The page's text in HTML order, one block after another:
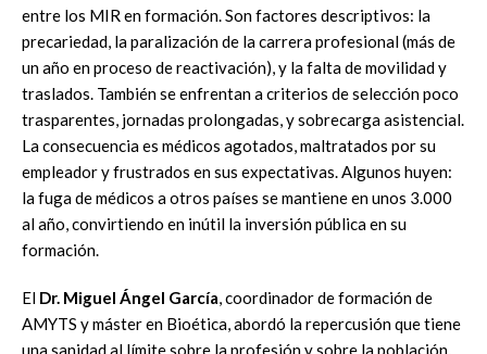
entre los MIR en formación. Son factores descriptivos: la
precariedad, la paralización de la carrera profesional (más de
un año en proceso de reactivación), y la falta de movilidad y
traslados. También se enfrentan a criterios de selección poco
trasparentes, jornadas prolongadas, y sobrecarga asistencial.
La consecuencia es médicos agotados, maltratados por su
empleador y frustrados en sus expectativas. Algunos huyen:
la fuga de médicos a otros países se mantiene en unos 3.000
al año, convirtiendo en inútil la inversión pública en su
formación.
El Dr. Miguel Ángel García, coordinador de formación de
AMYTS y máster en Bioética, abordó la repercusión que tiene
una sanidad al límite sobre la profesión y sobre la población,